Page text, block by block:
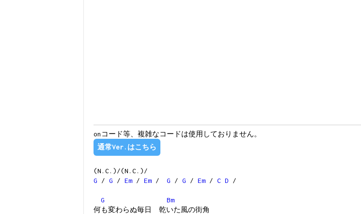
onコード等、複雑なコードは使用しておりません。
通常Ver.はこちら
(N.C.)/(N.C.)/
G / G / Em / Em / G / G / Em / C D /
G
Bm
何も変わらぬ毎日 乾いた風の街角